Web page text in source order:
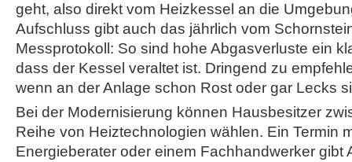
geht, also direkt vom Heizkessel an die
Aufschluss gibt auch das jährlich vom
Messprotokoll: So sind hohe Abgasverluste ein
dass der Kessel veraltet ist. Dringend zu
wenn an der Anlage schon Rost oder gar Lecks
Bei der Modernisierung können Hausbesitzer
Reihe von Heiztechnologien wählen. Ein Termin
Energieberater oder einem Fachhandwerker gibt